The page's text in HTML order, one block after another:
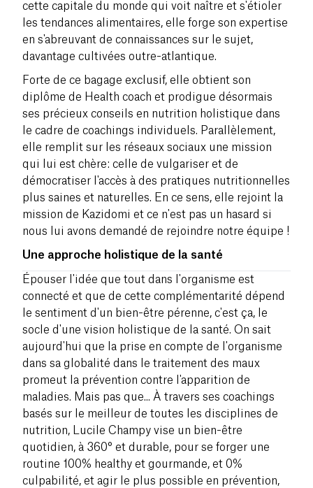
cette capitale du monde qui voit naître et s'étioler
les tendances alimentaires, elle forge son expertise
en s'abreuvant de connaissances sur le sujet,
davantage cultivées outre-atlantique.
Forte de ce bagage exclusif, elle obtient son
diplôme de Health coach et prodigue désormais
ses précieux conseils en nutrition holistique dans
le cadre de coachings individuels. Parallèlement,
elle remplit sur les réseaux sociaux une mission
qui lui est chère: celle de vulgariser et de
démocratiser l'accès à des pratiques nutritionnelles
plus saines et naturelles. En ce sens, elle rejoint la
mission de Kazidomi et ce n'est pas un hasard si
nous lui avons demandé de rejoindre notre équipe !
Une approche holistique de la santé
Épouser l'idée que tout dans l'organisme est
connecté et que de cette complémentarité dépend
le sentiment d'un bien-être pérenne, c'est ça, le
socle d'une vision holistique de la santé. On sait
aujourd'hui que la prise en compte de l'organisme
dans sa globalité dans le traitement des maux
promeut la prévention contre l'apparition de
maladies. Mais pas que... À travers ses coachings
basés sur le meilleur de toutes les disciplines de
nutrition, Lucile Champy vise un bien-être
quotidien, à 360° et durable, pour se forger une
routine 100% healthy et gourmande, et 0%
culpabilité, et agir le plus possible en prévention,